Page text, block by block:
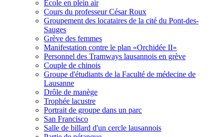
Ecole en plein air
Cours du professeur César Roux
Groupement des locataires de la cité du Pont-des-
Sauges
Grève des femmes
Manifestation contre le plan «Orchidée II»
Personnel des Tramways lausannois en grève
Couple de chinois
Groupe d'étudiants de la Faculté de médecine de
Lausanne
Drôle de manège
Trophée lacustre
Portrait de groupe dans un parc
San Francisco
Salle de billard d'un cercle lausannois